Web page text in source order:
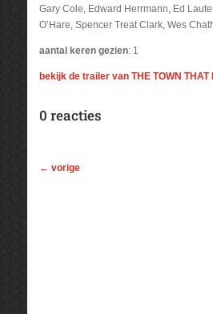
Gary Cole, Edward Herrmann, Ed
O’Hare, Spencer Treat Clark, Wes
aantal keren gezien: 1
bekijk de trailer van THE TOWN THAT
0 reacties
← vorige